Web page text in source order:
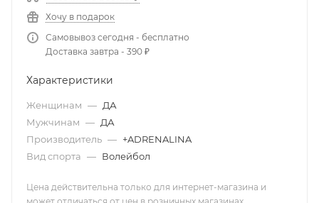
Хочу в подарок
Самовывоз сегодня - бесплатно
Доставка завтра - 390 ₽
Характеристики
Женщинам — ДА
Мужчинам — ДА
Производитель — +ADRENALINA
Вид спорта — Волейбол
Цена действительна только для интернет-магазина и